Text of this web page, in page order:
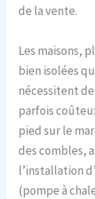
de la vente.
Les maisons,
bien isolées
nécessitent
parfois
pied sur le
des combles,
l’installation
(pompe à